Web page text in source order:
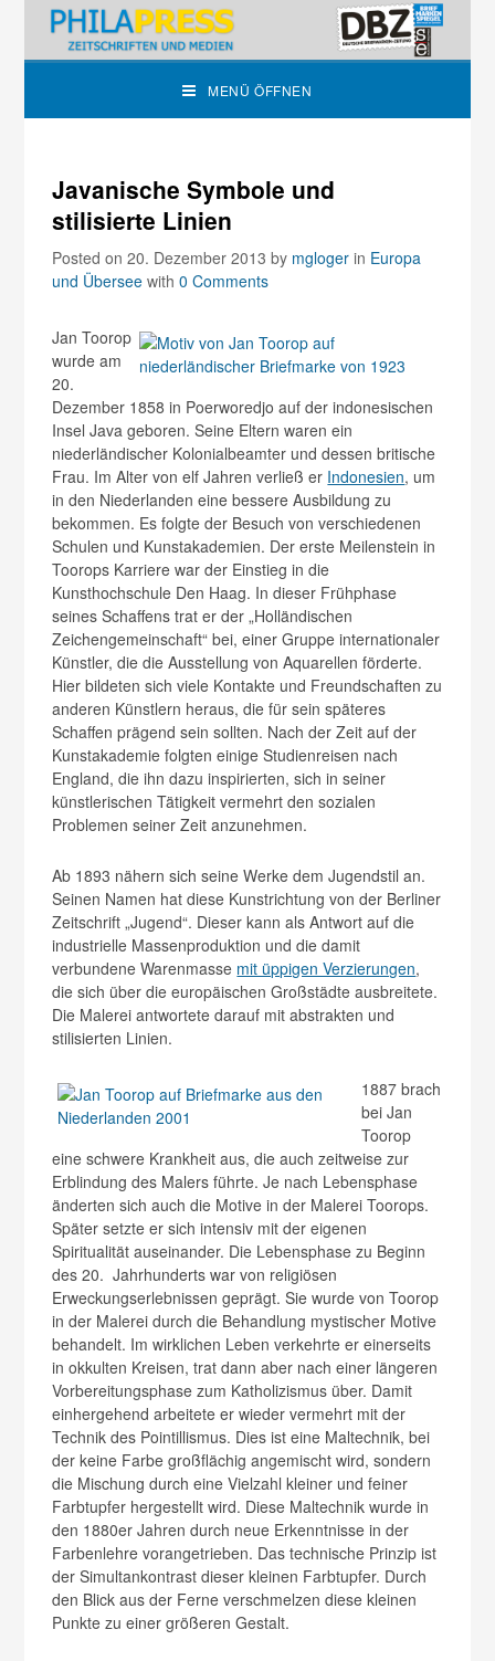
MENÜ ÖFFNEN
Javanische Symbole und
stilisierte Linien
Posted on 20. Dezember 2013by mgloger in Europa
und Übersee with0 Comments
Jan Toorop
wurde am
20.
Dezember 1858 in Poerworedjo auf der indonesischen
Insel Java geboren. Seine Eltern waren ein
niederländischer Kolonialbeamter und dessen britische
Frau. Im Alter von elf Jahren verließ er Indonesien, um
in den Niederlanden eine bessere Ausbildung zu
bekommen. Es folgte der Besuch von verschiedenen
Schulen und Kunstakademien. Der erste Meilenstein in
Toorops Karriere war der Einstieg in die
Kunsthochschule Den Haag. In dieser Frühphase
seines Schaffens trat er der „Holländischen
Zeichengemeinschaft“ bei, einer Gruppe internationaler
Künstler, die die Ausstellung von Aquarellen förderte.
Hier bildeten sich viele Kontakte und Freundschaften zu
anderen Künstlern heraus, die für sein späteres
Schaffen prägend sein sollten. Nach der Zeit auf der
Kunstakademie folgten einige Studienreisen nach
England, die ihn dazu inspirierten, sich in seiner
künstlerischen Tätigkeit vermehrt den sozialen
Problemen seiner Zeit anzunehmen.
Ab 1893 nähern sich seine Werke dem Jugendstil an.
Seinen Namen hat diese Kunstrichtung von der Berliner
Zeitschrift „Jugend“. Dieser kann als Antwort auf die
industrielle Massenproduktion und die damit
verbundene Warenmasse mit üppigen Verzierungen,
die sich über die europäischen Großstädte ausbreitete.
Die Malerei antwortete darauf mit abstrakten und
stilisierten Linien.
1887 brach
bei Jan
Toorop
eine schwere Krankheit aus, die auch zeitweise zur
Erblindung des Malers führte. Je nach Lebensphase
änderten sich auch die Motive in der Malerei Toorops.
Später setzte er sich intensiv mit der eigenen
Spiritualität auseinander. Die Lebensphase zu Beginn
des 20. Jahrhunderts war von religiösen
Erweckungserlebnissen geprägt. Sie wurde von Toorop
in der Malerei durch die Behandlung mystischer Motive
behandelt. Im wirklichen Leben verkehrte er einerseits
in okkulten Kreisen, trat dann aber nach einer längeren
Vorbereitungsphase zum Katholizismus über. Damit
einhergehend arbeitete er wieder vermehrt mit der
Technik des Pointillismus. Dies ist eine Maltechnik, bei
der keine Farbe großflächig angemischt wird, sondern
die Mischung durch eine Vielzahl kleiner und feiner
Farbtupfer hergestellt wird. Diese Maltechnik wurde in
den 1880er Jahren durch neue Erkenntnisse in der
Farbenlehre vorangetrieben. Das technische Prinzip ist
der Simultankontrast dieser kleinen Farbtupfer. Durch
den Blick aus der Ferne verschmelzen diese kleinen
Punkte zu einer größeren Gestalt.